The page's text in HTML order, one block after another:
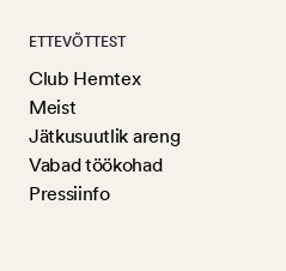
ETTEVÕTTEST
Club Hemtex
Meist
Jätkusuutlik areng
Vabad töökohad
Pressiinfo